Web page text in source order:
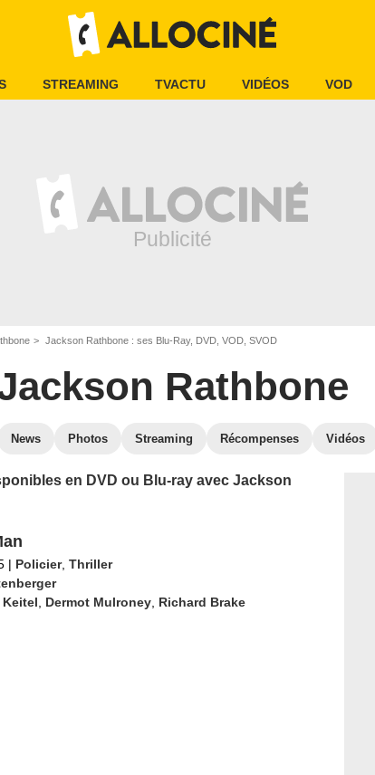
STREAMING TVACTU VIDÉOS VOD
Jackson Rathbone : ses Blu-Ray, DVD, VOD, SVOD
Rathbone
News Photos Streaming Récompenses Vidéos
en DVD ou Blu-ray avec Jackson
| Policier, Thriller
Keitel Dermot Mulroney, Richard Brake